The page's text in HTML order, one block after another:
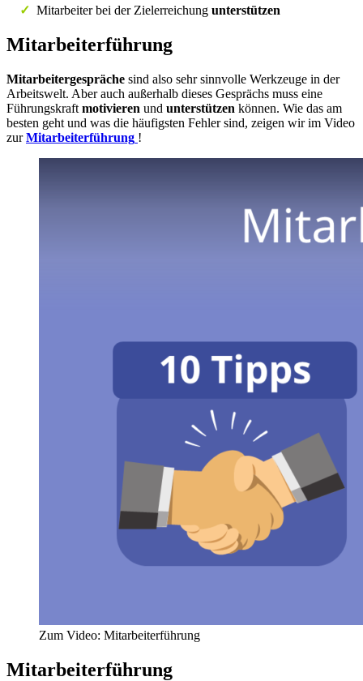
✓ Mitarbeiter bei der Zielerreichung unterstützen
Mitarbeiterführung
Mitarbeitergespräche sind also sehr sinnvolle Werkzeuge in der
Arbeitswelt. Aber auch außerhalb dieses Gesprächs muss eine
Führungskraft motivieren und unterstützen können. Wie das am
besten geht und was die häufigsten Fehler sind, zeigen wir im Video
zurMitarbeiterführung !
Zum Video: Mitarbeiterführung
Mitarbeiterführung